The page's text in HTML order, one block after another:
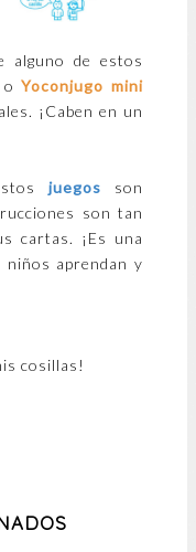
alguno de estos
oYoconjugo mini
¡Caben en un
juegos son
son tan
cartas. ¡Es una
niños aprendan y
cosillas!